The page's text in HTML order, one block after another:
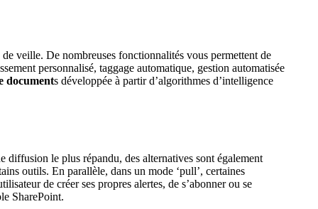
veille. De nombreuses fonctionnalités vous permettent de
personnalisé, taggage automatique, gestion automatisée
documents développée à partir d’algorithmes d’intelligence
diffusion le plus répandu, des alternatives sont également
outils. En parallèle, dans un mode ‘pull’, certaines
de créer ses propres alertes, de s’abonner ou se
SharePoint.